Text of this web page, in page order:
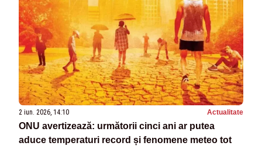
2 iun. 2026, 14:10 Actualitate
ONU avertizează: următorii cinci ani ar putea
aduce temperaturi record și fenomene meteo tot